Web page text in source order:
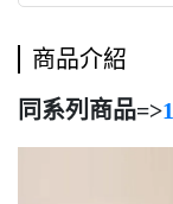
商品介紹
同系列商品=>